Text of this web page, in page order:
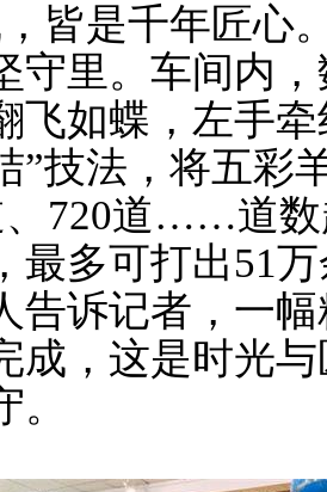
皆是千年匠心
守里。车间内
飞如蝶，左手
”技法，将五彩
、720道……道
最多可打出51
告诉记者，一
成，这是时光